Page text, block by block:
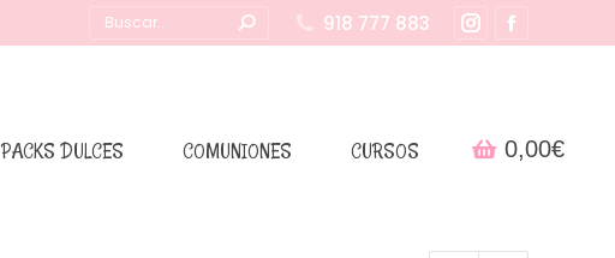
Buscar: 918 777 883
Instagram
in
Facebook
in
PACKS DULCES COMUNIONES CURSOS 0,00€